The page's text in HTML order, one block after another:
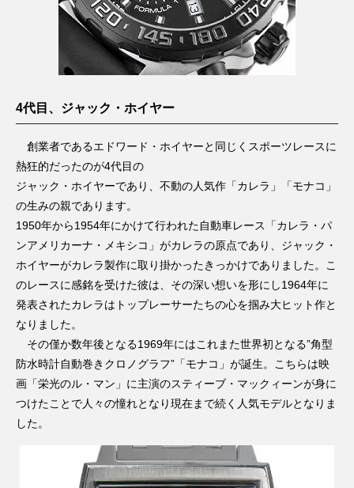
4代目、ジャック・ホイヤー
創業者であるエドワード・ホイヤーと同じくスポーツレースに
熱狂的だったのが4代目の
ジャック・ホイヤーであり、不動の人気作「カレラ」「モナコ」
の生みの親であります。
1950年から1954年にかけて行われた自動車レース「カレラ・パ
ンアメリカーナ・メキシコ」がカレラの原点であり、ジャック・
ホイヤーがカレラ製作に取り掛かったきっかけでありました。こ
のレースに感銘を受けた彼は、その深い想いを形にし1964年に
発表されたカレラはトップレーサーたちの心を掴み大ヒット作と
なりました。
その僅か数年後となる1969年にはこれまた世界初となる”角型
防水時計自動巻きクロノグラフ”「モナコ」が誕生。こちらは映
画「栄光のル・マン」に主演のスティーブ・マックィーンが身に
つけたことで人々の憧れとなり現在まで続く人気モデルとなりま
した。